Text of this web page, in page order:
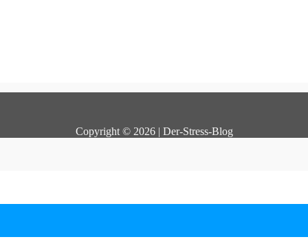
Copyright © 2026 | Der-Stress-Blog